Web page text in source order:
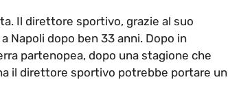
Il direttore sportivo, grazie al suo
Napoli dopo ben 33 anni. Dopo in
partenopea, dopo una stagione che
il direttore sportivo potrebbe portare un